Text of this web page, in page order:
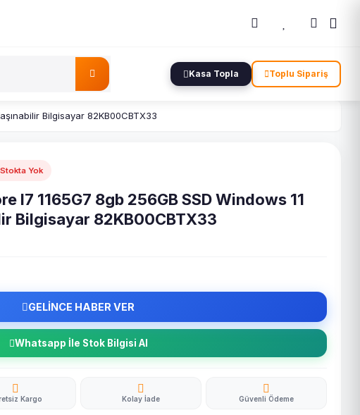
Kasa Topla Toplu Sipariş
Bilgisayar 82KB00CBTX33
Stokta Yok
I7 1165G7 8gb 256GB SSD Windows 11
Bilgisayar 82KB00CBTX33
GELİNCE HABER VER
Whatsapp İle Stok Bilgisi Al
Kargo Kolay İade Güvenli Ödeme